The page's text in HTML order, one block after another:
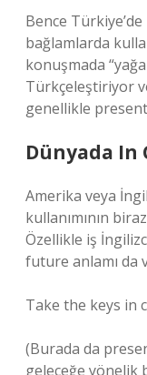
Bence
bağlamlarda
konuşmada
Türkçeleştiriyor
genellikle
Dünyada In
Amerika veya
kullanımının
Özellikle iş
future anlamı da
Take the keys in
(Burada da
geleceğe yönelik